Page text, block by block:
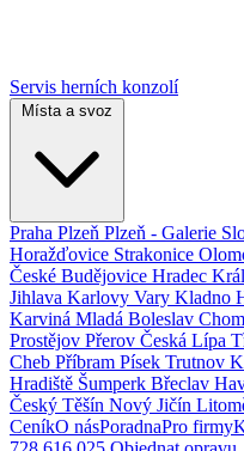
Servis herních konzolí
Místa a svoz
Praha Plzeň Plzeň - Galerie
Horažďovice Strakonice
České Budějovice Hradec
Jihlava Karlovy Vary Kladno
Karviná Mladá Boleslav
Prostějov Přerov Česká Lípa
Cheb Příbram Písek Trutnov
Hradiště Šumperk Břeclav
Český Těšín Nový Jičín
CeníkO násPoradnaPro firmy